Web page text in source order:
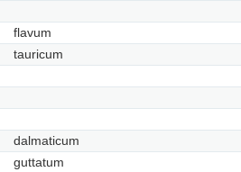
flavum
tauricum
dalmaticum
guttatum